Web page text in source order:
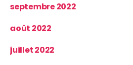
septembre 2022
août 2022
juillet 2022